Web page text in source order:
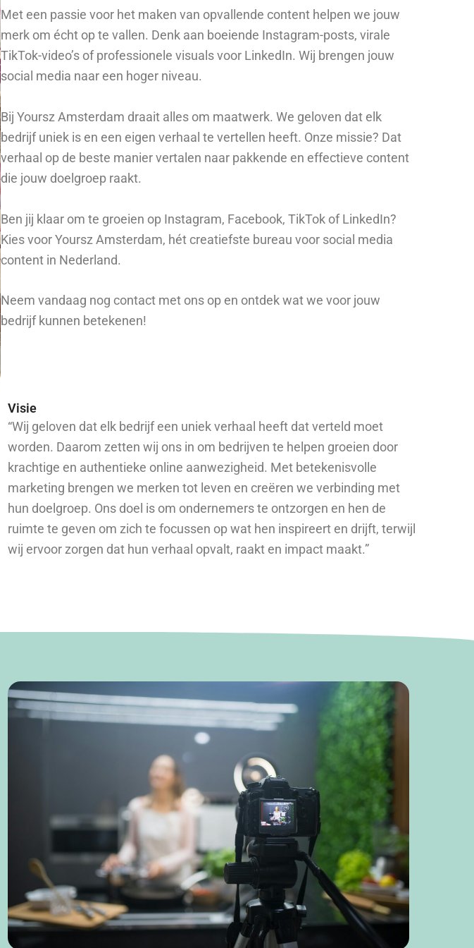
Met een passie voor het maken van opvallende content helpen we jouw
merk om écht op te vallen. Denk aan boeiende Instagram-posts, virale
TikTok-video’s of professionele visuals voor LinkedIn. Wij brengen jouw
social media naar een hoger niveau.
Bij Yoursz Amsterdam draait alles om maatwerk. We geloven dat elk
bedrijf uniek is en een eigen verhaal te vertellen heeft. Onze missie? Dat
verhaal op de beste manier vertalen naar pakkende en effectieve content
die jouw doelgroep raakt.
Ben jij klaar om te groeien op Instagram, Facebook, TikTok of LinkedIn?
Kies voor Yoursz Amsterdam, hét creatiefste bureau voor social media
content in Nederland.
Neem vandaag nog contact met ons op en ontdek wat we voor jouw
bedrijf kunnen betekenen!
Visie
“Wij geloven dat elk bedrijf een uniek verhaal heeft dat verteld moet
worden. Daarom zetten wij ons in om bedrijven te helpen groeien door
krachtige en authentieke online aanwezigheid. Met betekenisvolle
marketing brengen we merken tot leven en creëren we verbinding met
hun doelgroep. Ons doel is om ondernemers te ontzorgen en hen de
ruimte te geven om zich te focussen op wat hen inspireert en drijft, terwijl
wij ervoor zorgen dat hun verhaal opvalt, raakt en impact maakt.”